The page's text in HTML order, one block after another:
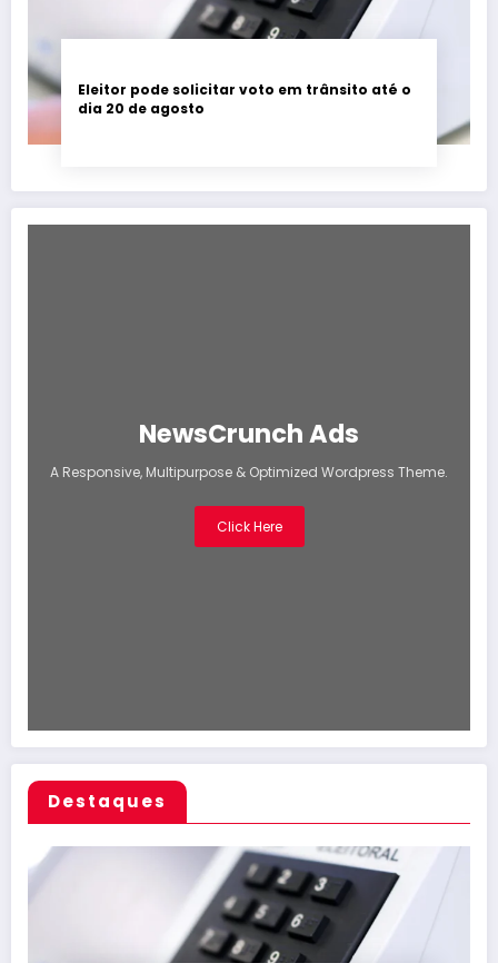
Eleitor pode solicitar voto em trânsito até o
dia 20 de agosto
NewsCrunch Ads
A Responsive, Multipurpose & Optimized Wordpress Theme.
Click Here
Destaques